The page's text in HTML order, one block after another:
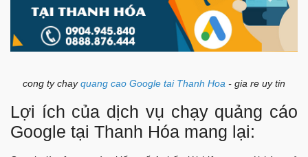
cong ty chayquang cao Google tai Thanh Hoa - gia re uy tin
Lợi ích của dịch vụ chạy quảng cáo
Google tại Thanh Hóa mang lại: